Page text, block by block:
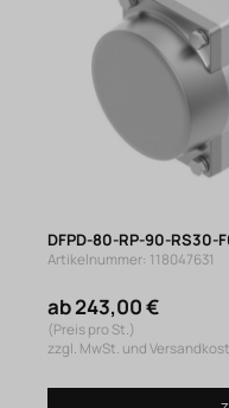
DFPD-80-RP-90-RS30-
Artikelnummer: 118047631
ab 243,00 €
(Preis pro St.)
zzgl. MwSt. und